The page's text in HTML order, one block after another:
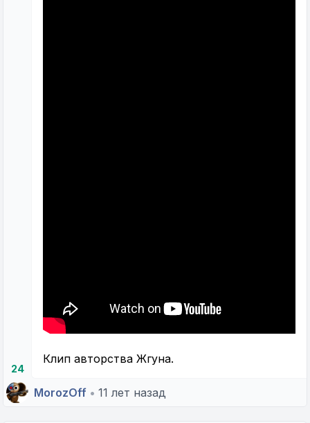
24
Клип авторства Жгуна.
MorozOff • 11 лет назад